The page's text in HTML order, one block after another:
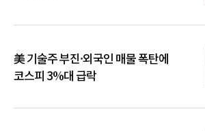
美 기술주 부진·외국인 매물 폭탄에
코스피 3%대 급락